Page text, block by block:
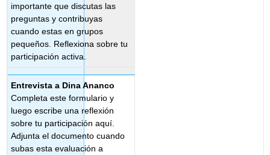
importante que discutas las
preguntas y contribuyas
cuando estas en grupos
pequeños. Reflexiona sobre tu
participación activa.
Entrevista a Dina Ananco
Completa este formulario y
luego escribe una reflexión
sobre tu participación aquí.
Adjunta el documento cuando
subas esta evaluación a